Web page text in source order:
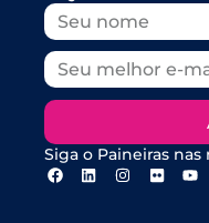
Siga o Paineiras nas